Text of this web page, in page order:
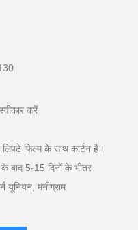
करें
फिल्म के साथ कार्टन है।
बाद 5-15 दिनों के भीतर
यूनियन, मनीग्राम